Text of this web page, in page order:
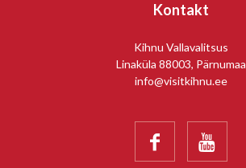
Kontakt
Kihnu Vallavalitsus
Linaküla 88003, Pärnumaa
info@visitkihnu.ee
 